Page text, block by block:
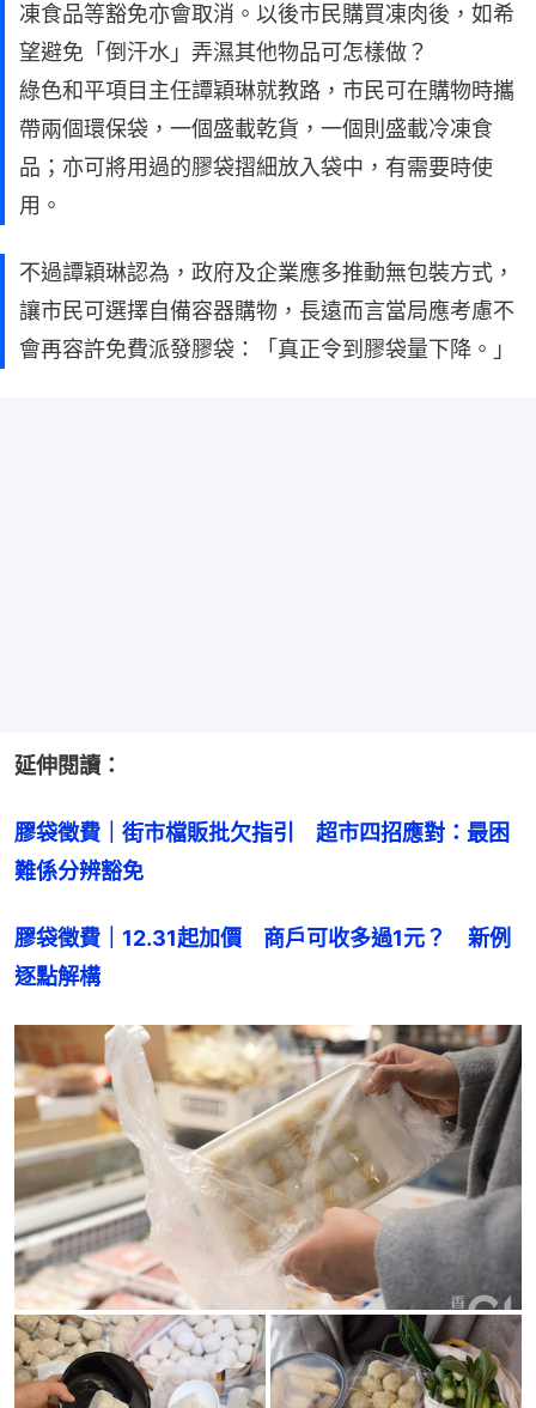
凍食品等豁免亦會取消。以後市民購買凍肉後，如希
望避免「倒汗水」弄濕其他物品可怎樣做？
綠色和平項目主任譚穎琳就教路，市民可在購物時攜
帶兩個環保袋，一個盛載乾貨，一個則盛載冷凍食
品；亦可將用過的膠袋摺細放入袋中，有需要時使
用。
不過譚穎琳認為，政府及企業應多推動無包裝方式，
讓市民可選擇自備容器購物，長遠而言當局應考慮不
會再容許免費派發膠袋：「真正令到膠袋量下降。」
延伸閱讀：
膠袋徵費｜街市檔販批欠指引　超市四招應對：最困
難係分辨豁免
膠袋徵費｜12.31起加價　商戶可收多過1元？　新例
逐點解構